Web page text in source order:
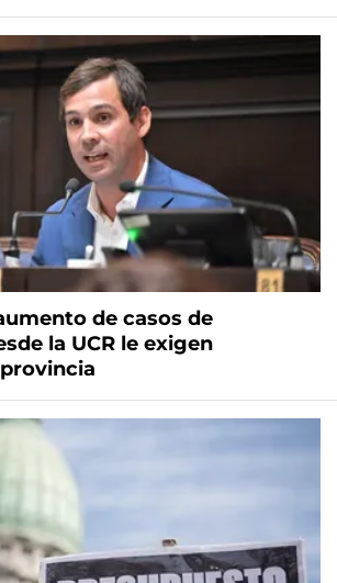
de casos de
la UCR le exigen